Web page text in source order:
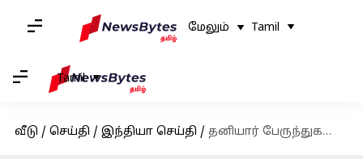
மேலும் Tamil
Tamil
வீடு / செய்தி / இந்தியா செய்தி / தனியார் பேருந்துகளை வாடகைக்கு எடுக்கவிருக்கும் அரசு போக்குவரத்துக் கழகம்; என்ன காரணம்?